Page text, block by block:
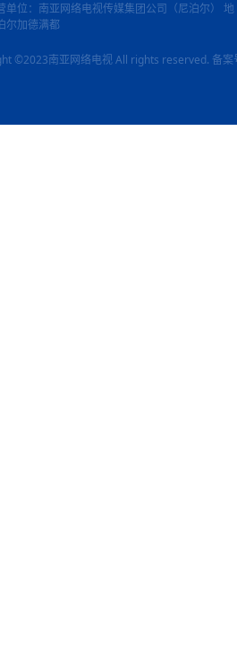
单位：南亚网络电视传媒集团公司（尼泊尔） 地
尔加德满都
©2023南亚网络电视 All rights reserved. 备